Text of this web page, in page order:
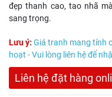
đẹp thanh cao, tao nhã
sang trọng.
Lưu ý: Giá tranh mang tính
hoạt - Vui lòng liên hệ để
Liên hệ đặt hàng